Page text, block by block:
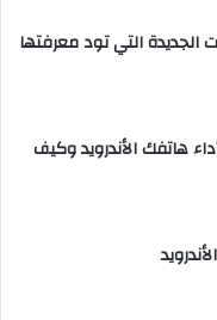
هاتفك الأندرويد وكيف